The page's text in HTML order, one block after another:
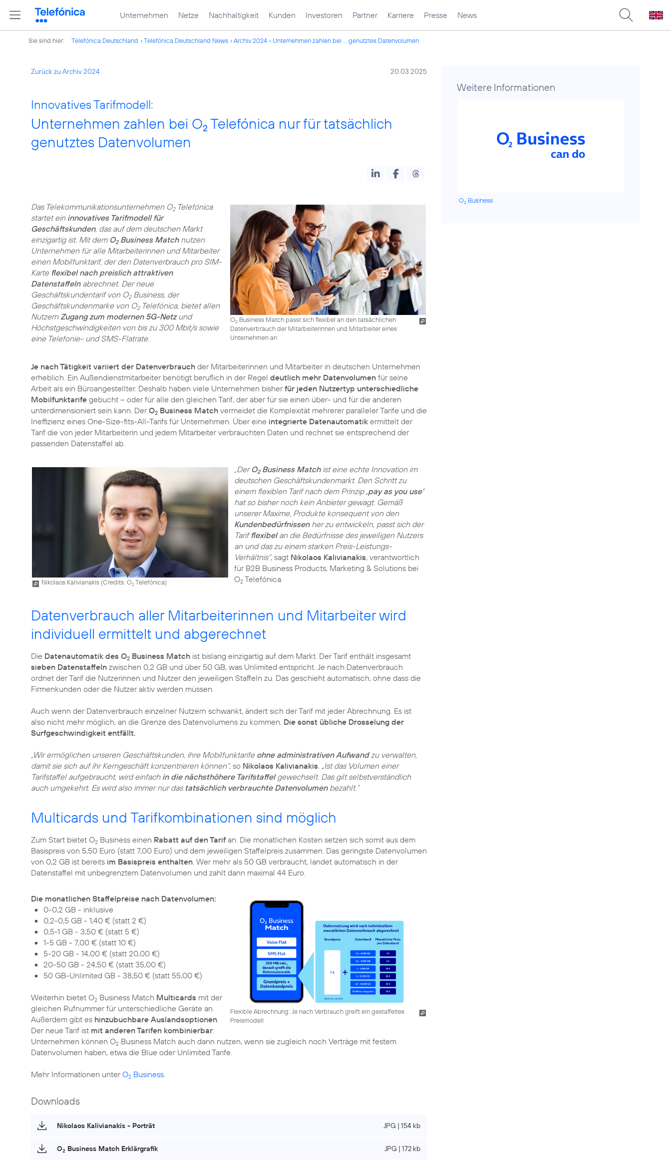
Unternehmen Netze Nachhaltigkeit Kunden Investoren Partner Karriere Presse News
Sie sind hier: Telefónica Deutschland Telefónica Deutschland News Archiv 2024 Unternehmen zahlen bei ... genutztes Datenvolumen
Zurück zu Archiv 2024 20.03.2025
Innovatives Tarifmodell:
Unternehmen zahlen bei O2 Telefónica nur für tatsächlich
genutztes Datenvolumen
O2Business Match passt sich flexibel an den tatsächlichen
Datenverbrauch der Mitarbeiterinnen und Mitarbeiter eines
Unternehmen an
Das Telekommunikationsunternehmen O2Telefónica
startet ein innovatives Tarifmodell für
Geschäftskunden, das auf dem deutschen Markt
einzigartig ist. Mit dem O2Business Matchnutzen
Unternehmen für alle Mitarbeiterinnen und Mitarbeiter
einen Mobilfunktarif, der den Datenverbrauch pro SIM-
Karte flexibel nach preislich attraktiven
Datenstaffelnabrechnet. Der neue
Geschäftskundentarif von O2Business, der
Geschäftskundenmarke von O2Telefónica, bietet allen
NutzernZugang zum modernen 5G-Netzund
Höchstgeschwindigkeiten von bis zu 300 Mbit/s sowie
eine Telefonie- und SMS-Flatrate.
Je nach Tätigkeit variiert der Datenverbrauch der Mitarbeiterinnen und Mitarbeiter in deutschen Unternehmen
erheblich. Ein Außendienstmitarbeiter benötigt beruflich in der Regel deutlich mehr Datenvolumen für seine
Arbeit als ein Büroangestellter. Deshalb haben viele Unternehmen bisherfür jeden Nutzertyp unterschiedliche
Mobilfunktarife gebucht – oder für alle den gleichen Tarif, der aber für sie einen über- und für die anderen
unterdimensioniert sein kann. DerO2 Business Match vermeidet die Komplexität mehrerer paralleler Tarife und die
Ineffizienz eines One-Size-fits-All-Tarifs für Unternehmen. Über eine integrierte Datenautomatik ermittelt der
Tarif die von jeder Mitarbeiterin und jedem Mitarbeiter verbrauchten Daten und rechnet sie entsprechend der
passenden Datenstaffel ab.
Nikolaos Kalivianakis (Credits: O2Telefónica)
„Der O2Business Matchist eine echte Innovation im
deutschen Geschäftskundenmarkt. Den Schritt zu
einem flexiblen Tarif nach dem Prinzip ‚pay as you use‘
hat so bisher noch kein Anbieter gewagt. Gemäß
unserer Maxime, Produkte konsequent von den
Kundenbedürfnissenher zu entwickeln, passt sich der
Tarif flexibelan die Bedürfnisse des jeweiligen Nutzers
an und das zu einem starken Preis-Leistungs-
Verhältnis“, sagt Nikolaos Kalivianakis, verantwortlich
für B2B Business Products, Marketing & Solutions bei
O2Telefónica.
Datenverbrauch aller Mitarbeiterinnen und Mitarbeiter wird
individuell ermittelt und abgerechnet
Die Datenautomatik des O2 Business Match ist bislang einzigartig auf dem Markt. Der Tarif enthält insgesamt
sieben Datenstaffeln zwischen 0,2 GB und über 50 GB, was Unlimited entspricht. Je nach Datenverbrauch
ordnet der Tarif die Nutzerinnen und Nutzer den jeweiligen Staffeln zu. Das geschieht automatisch, ohne dass die
Firmenkunden oder die Nutzer aktiv werden müssen.
Auch wenn der Datenverbrauch einzelner Nutzern schwankt, ändert sich der Tarif mit jeder Abrechnung. Es ist
also nicht mehr möglich, an die Grenze des Datenvolumens zu kommen. Die sonst übliche Drosselung der
Surfgeschwindigkeit entfällt.
„Wir ermöglichen unseren Geschäftskunden, ihre Mobilfunktarife ohne administrativen Aufwandzu verwalten,
damit sie sich auf ihr Kerngeschäft konzentrieren können“, so Nikolaos Kalivianakis . „Ist das Volumen einer
Tarifstaffel aufgebraucht, wird einfach in die nächsthöhere Tarifstaffelgewechselt. Das gilt selbstverständlich
auch umgekehrt. Es wird also immer nur das tatsächlich verbrauchte Datenvolumenbezahlt.“
Multicards und Tarifkombinationen sind möglich
Zum Start bietet O2 Business einen Rabatt auf den Tarif an. Die monatlichen Kosten setzen sich somit aus dem
Basispreis von 5,50 Euro (statt 7,00 Euro) und dem jeweiligen Staffelpreis zusammen. Das geringste Datenvolumen
von 0,2 GB ist bereits im Basispreis enthalten . Wer mehr als 50 GB verbraucht, landet automatisch in der
Datenstaffel mit unbegrenztem Datenvolumen und zahlt dann maximal 44 Euro.
Flexible Abrechnung: Je nach Verbrauch greift ein gestaffeltes
Preismodell
Die monatlichen Staffelpreise nach Datenvolumen:
0-0,2 GB - inklusive
0,2-0,5 GB - 1,40 € (statt 2 €)
0,5-1 GB - 3,50 € (statt 5 €)
1-5 GB - 7,00 € (statt 10 €)
5-20 GB - 14,00 € (statt 20,00 €)
20-50 GB - 24,50 € (statt 35,00 €)
50 GB-Unlimited GB - 38,50 € (statt 55,00 €)
Weiterhin bietet O2 Business Match Multicards mit der
gleichen Rufnummer für unterschiedliche Geräte an.
Außerdem gibt es hinzubuchbare Auslandsoptionen
Der neue Tarif ist mit anderen Tarifen kombinierbar:
Unternehmen können O2 Business Match auch dann nutzen, wenn sie zugleich noch Verträge mit festem
Datenvolumen haben, etwa die Blue oder Unlimited Tarife.
Mehr Informationen unterO2 Business
Downloads
Nikolaos Kalivianakis - Porträt JPG | 154 kb
O2 Business Match Erklärgrafik JPG | 172 kb
Weitere Informationen
O2 Business